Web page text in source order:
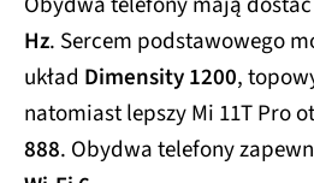
Hz. Sercem podstawowego
układ Dimensity 1200,
natomiast lepszy Mi 11T Pro
888. Obydwa telefony